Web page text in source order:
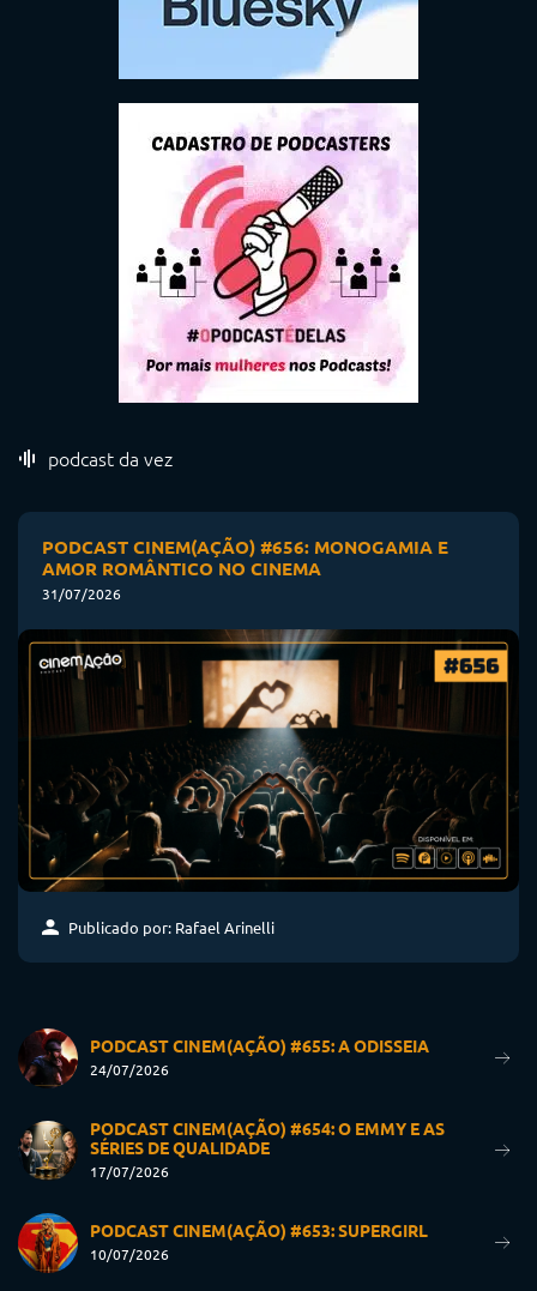
podcast da vez
PODCAST CINEM(AÇÃO) #656: MONOGAMIA E
AMOR ROMÂNTICO NO CINEMA
31/07/2026
Publicado por: Rafael Arinelli
PODCAST CINEM(AÇÃO) #655: A ODISSEIA
24/07/2026
PODCAST CINEM(AÇÃO) #654: O EMMY E AS
SÉRIES DE QUALIDADE
17/07/2026
PODCAST CINEM(AÇÃO) #653: SUPERGIRL
10/07/2026